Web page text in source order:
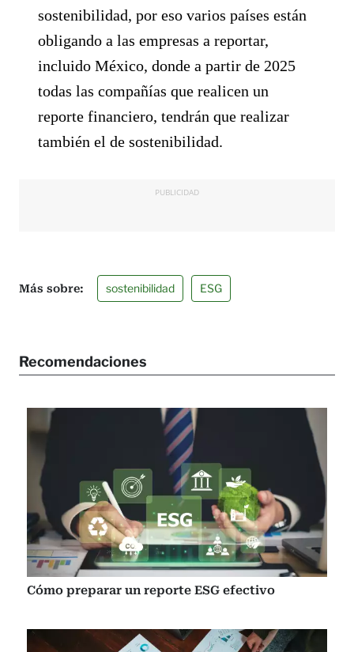
sostenibilidad, por eso varios países están
obligando a las empresas a reportar,
incluido México, donde a partir de 2025
todas las compañías que realicen un
reporte financiero, tendrán que realizar
también el de sostenibilidad.
PUBLICIDAD
sostenibilidad ESG
Recomendaciones
Cómo preparar un reporte ESG efectivo